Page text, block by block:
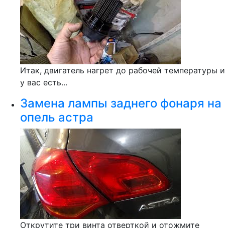
Итак, двигатель нагрет до рабочей температуры и
у вас есть...
Замена лампы заднего фонаря на
опель астра
Открутите три винта отверткой и отожмите